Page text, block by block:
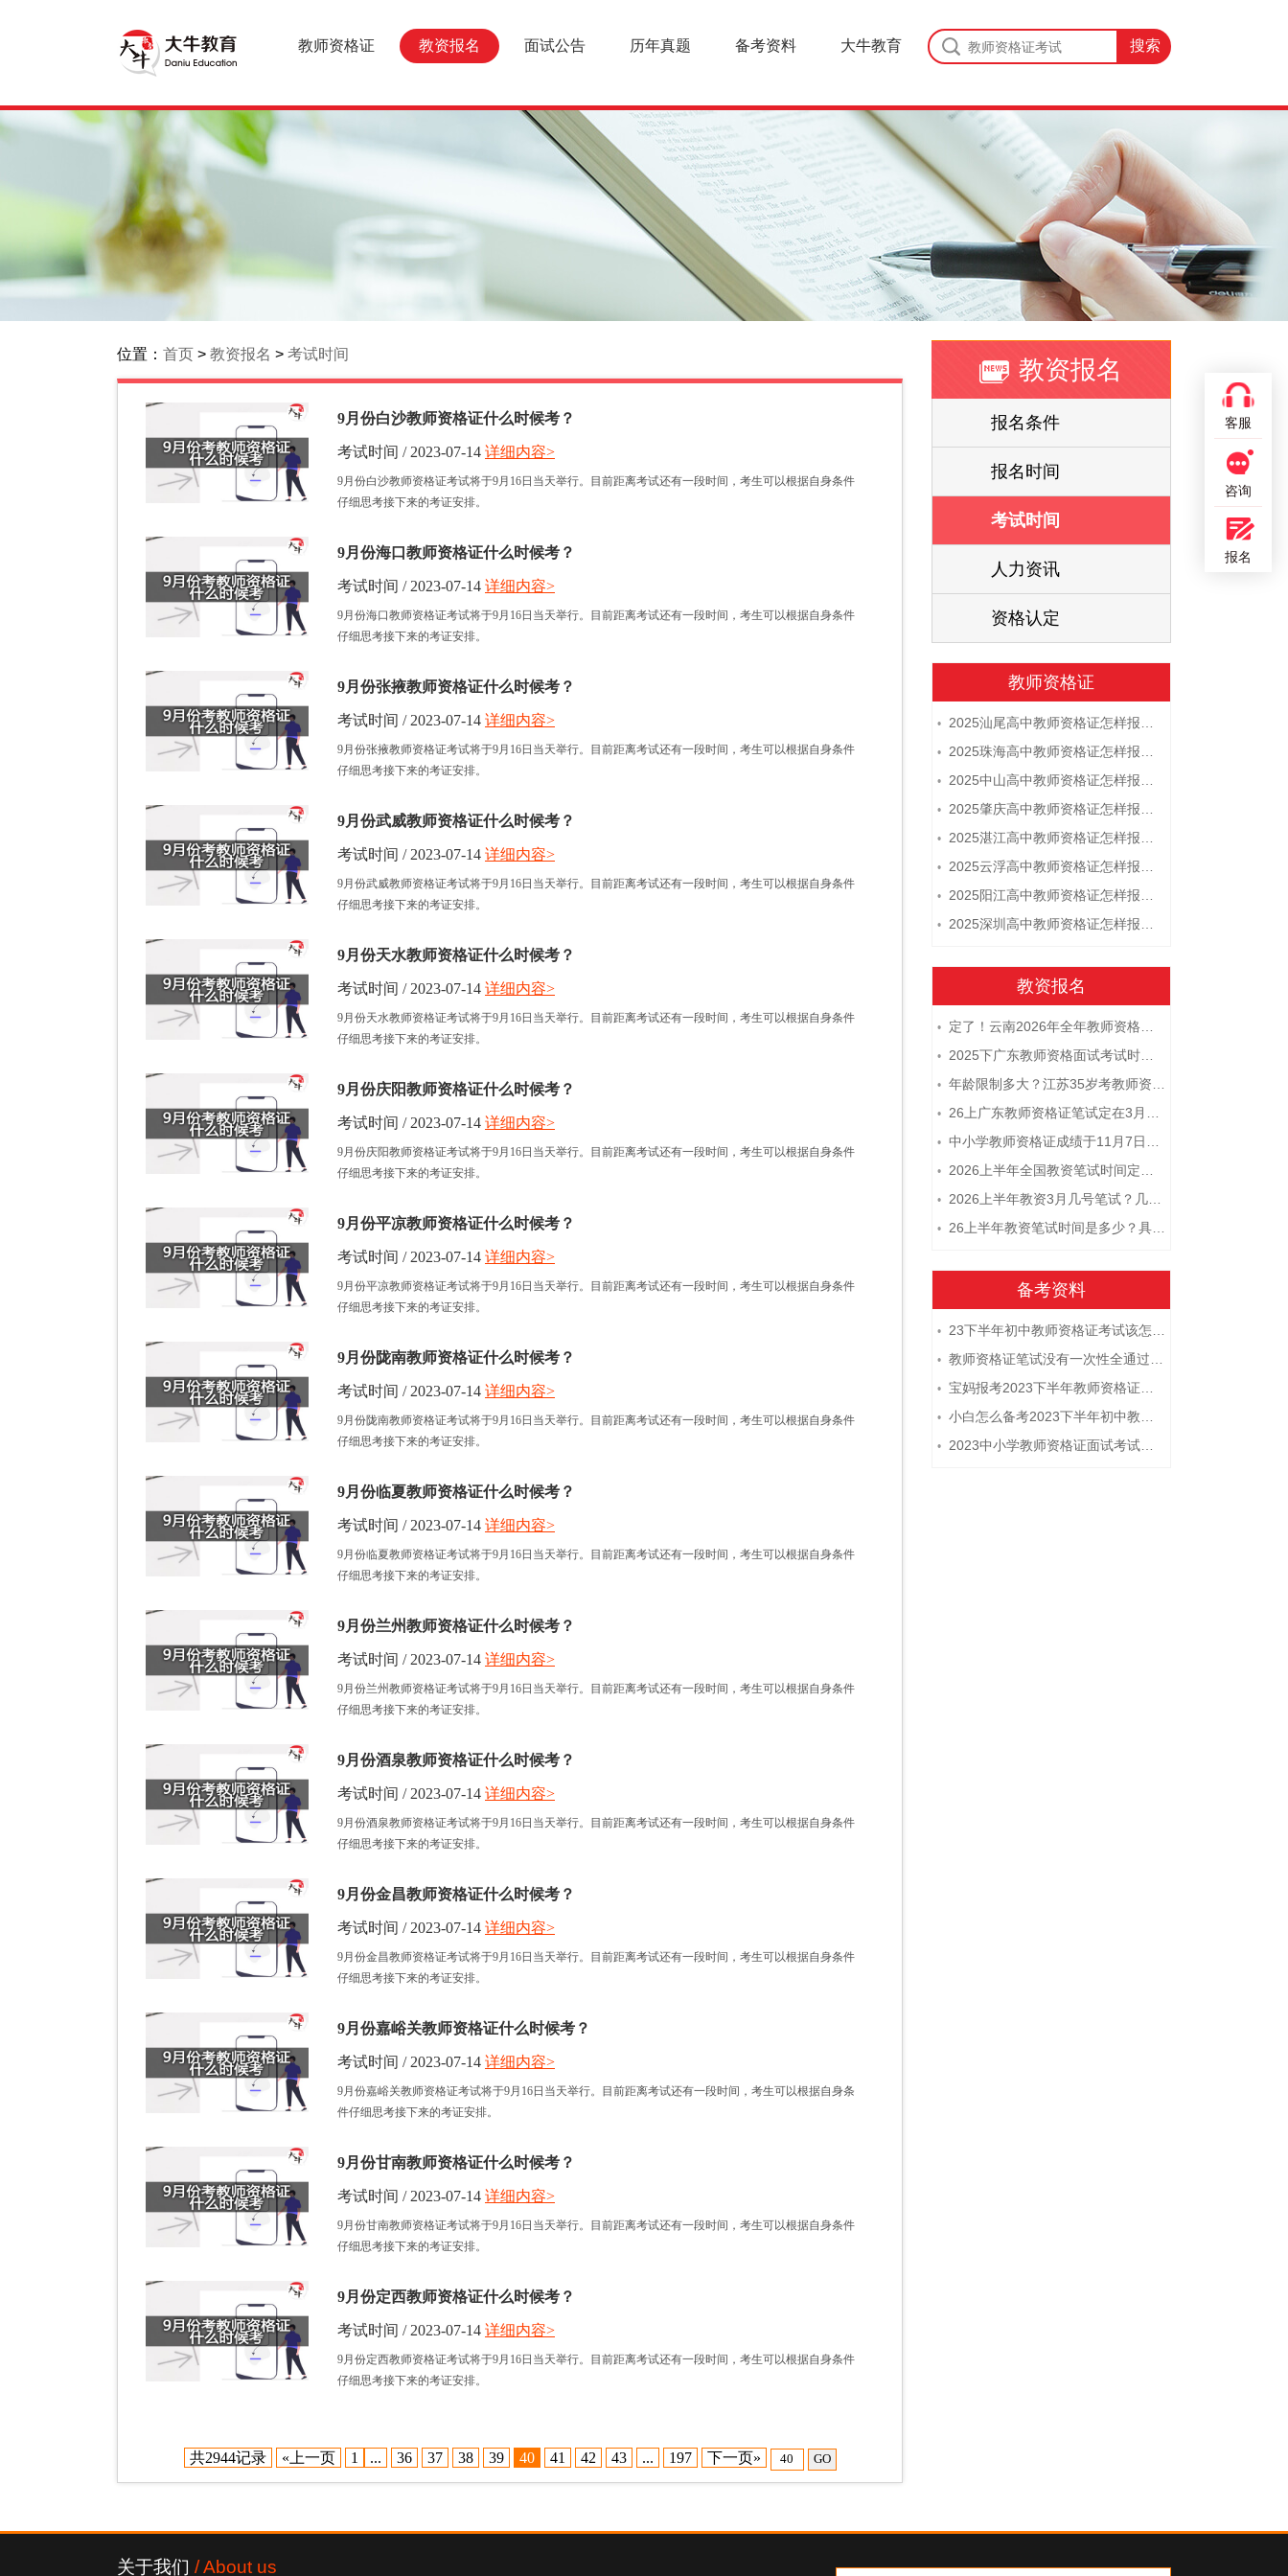
教师资格证 教资报名 面试公告 历年真题 备考资料 大牛教育
位置： 首页 > 教资报名 > 考试时间
9月份白沙教师资格证什么时候考？
考试时间 / 2023-07-14
9月份白沙教师资格证考试将于9月16日当天举行。目前距离考试还有一段时间，考生可以根据自身条件
仔细思考接下来的考证安排。
详细内容>
9月份海口教师资格证什么时候考？
考试时间 / 2023-07-14
9月份海口教师资格证考试将于9月16日当天举行。目前距离考试还有一段时间，考生可以根据自身条件
仔细思考接下来的考证安排。
详细内容>
9月份张掖教师资格证什么时候考？
考试时间 / 2023-07-14
9月份张掖教师资格证考试将于9月16日当天举行。目前距离考试还有一段时间，考生可以根据自身条件
仔细思考接下来的考证安排。
详细内容>
9月份武威教师资格证什么时候考？
考试时间 / 2023-07-14
9月份武威教师资格证考试将于9月16日当天举行。目前距离考试还有一段时间，考生可以根据自身条件
仔细思考接下来的考证安排。
详细内容>
9月份天水教师资格证什么时候考？
考试时间 / 2023-07-14
9月份天水教师资格证考试将于9月16日当天举行。目前距离考试还有一段时间，考生可以根据自身条件
仔细思考接下来的考证安排。
详细内容>
9月份庆阳教师资格证什么时候考？
考试时间 / 2023-07-14
9月份庆阳教师资格证考试将于9月16日当天举行。目前距离考试还有一段时间，考生可以根据自身条件
仔细思考接下来的考证安排。
详细内容>
9月份平凉教师资格证什么时候考？
考试时间 / 2023-07-14
9月份平凉教师资格证考试将于9月16日当天举行。目前距离考试还有一段时间，考生可以根据自身条件
仔细思考接下来的考证安排。
详细内容>
9月份陇南教师资格证什么时候考？
考试时间 / 2023-07-14
9月份陇南教师资格证考试将于9月16日当天举行。目前距离考试还有一段时间，考生可以根据自身条件
仔细思考接下来的考证安排。
详细内容>
9月份临夏教师资格证什么时候考？
考试时间 / 2023-07-14
9月份临夏教师资格证考试将于9月16日当天举行。目前距离考试还有一段时间，考生可以根据自身条件
仔细思考接下来的考证安排。
详细内容>
9月份兰州教师资格证什么时候考？
考试时间 / 2023-07-14
9月份兰州教师资格证考试将于9月16日当天举行。目前距离考试还有一段时间，考生可以根据自身条件
仔细思考接下来的考证安排。
详细内容>
9月份酒泉教师资格证什么时候考？
考试时间 / 2023-07-14
9月份酒泉教师资格证考试将于9月16日当天举行。目前距离考试还有一段时间，考生可以根据自身条件
仔细思考接下来的考证安排。
详细内容>
9月份金昌教师资格证什么时候考？
考试时间 / 2023-07-14
9月份金昌教师资格证考试将于9月16日当天举行。目前距离考试还有一段时间，考生可以根据自身条件
仔细思考接下来的考证安排。
详细内容>
9月份嘉峪关教师资格证什么时候考？
考试时间 / 2023-07-14
9月份嘉峪关教师资格证考试将于9月16日当天举行。目前距离考试还有一段时间，考生可以根据自身条
件仔细思考接下来的考证安排。
详细内容>
9月份甘南教师资格证什么时候考？
考试时间 / 2023-07-14
9月份甘南教师资格证考试将于9月16日当天举行。目前距离考试还有一段时间，考生可以根据自身条件
仔细思考接下来的考证安排。
详细内容>
9月份定西教师资格证什么时候考？
考试时间 / 2023-07-14
9月份定西教师资格证考试将于9月16日当天举行。目前距离考试还有一段时间，考生可以根据自身条件
仔细思考接下来的考证安排。
详细内容>
共2944记录 «上一页 1 ... 36 37 38 39 40 41 42 43 ... 197 下一页» GO
教资报名
报名条件
报名时间
报名时间
考试时间
人力资讯
资格认定
资格认定
教师资格证
• 2025汕尾高中教师资格证怎样报名 附流程
• 2025珠海高中教师资格证怎样报名 附流程
• 2025中山高中教师资格证怎样报名 附流程
• 2025肇庆高中教师资格证怎样报名 附流程
• 2025湛江高中教师资格证怎样报名 附流程
• 2025云浮高中教师资格证怎样报名 附流程
• 2025阳江高中教师资格证怎样报名 附流程
• 2025深圳高中教师资格证怎样报名 附流程
教资报名
• 定了！云南2026年全年教师资格证考试日程大公开！
• 2025下广东教师资格面试考试时间及科目内容（怎么考）
• 年龄限制多大？江苏35岁考教师资格证晚吗？
• 26上广东教师资格证笔试定在3月7日！附考试指南
• 中小学教师资格证成绩于11月7日10点查！
• 2026上半年全国教资笔试时间定档！
• 2026上半年教资3月几号笔试？几点开考
• 26上半年教资笔试时间是多少？具体安排表一览
备考资料
• 23下半年初中教师资格证考试该怎么复习？
• 教师资格证笔试没有一次性全通过下次需要重新报考吗？
• 宝妈报考2023下半年教师资格证需要报班备考吗？
• 小白怎么备考2023下半年初中教师资格证笔试？
• 2023中小学教师资格证面试考试注意事项
关于我们 / About us
客服
咨询
报名